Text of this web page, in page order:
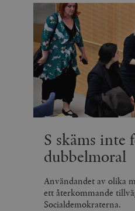
S skäms inte
dubbelmoral
Användandet av olika
ett återkommande
Socialdemokraterna.